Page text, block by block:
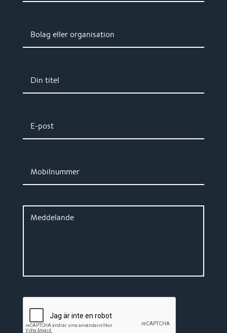
Bolag eller organisation
Din titel
E-post
Mobilnummer
Meddelande